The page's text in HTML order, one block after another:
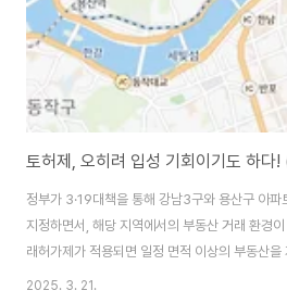
토허제, 오히려 입성 기회이기도 하다
정부가 3·19대책을 통해 강남3구와 용산구 아파
지정하면서, 해당 지역에서의 부동산 거래 환경
래허가제가 적용되면 일정 면적 이상의 부동산을
가를 받아야 하고, 실거주 목적이 아니라면 사실
2025. 3. 21.